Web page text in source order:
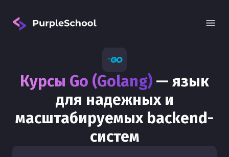
Курсы Go (Golang) — язык
для надежных и
масштабируемых backend-
систем